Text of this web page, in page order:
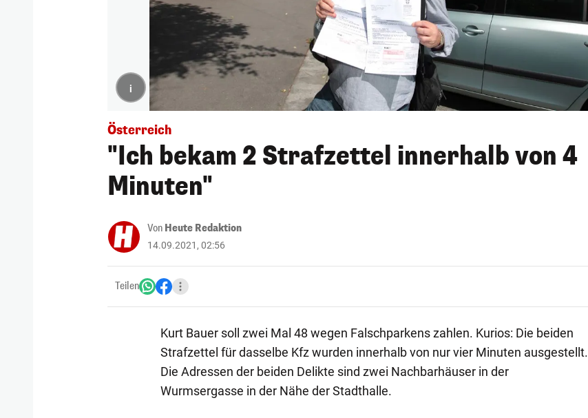
i
Österreich
"Ich bekam 2 Strafzettel innerhalb von 4
Minuten"
Von Heute Redaktion
14.09.2021, 02:56
Teilen
Kurt Bauer soll zwei Mal 48 wegen Falschparkens zahlen. Kurios: Die beiden
Strafzettel für dasselbe Kfz wurden innerhalb von nur vier Minuten ausgestellt.
Die Adressen der beiden Delikte sind zwei Nachbarhäuser in der
Wurmsergasse in der Nähe der Stadthalle.